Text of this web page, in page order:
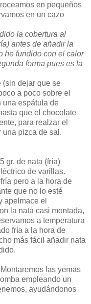
en pequeños
en un cazo
la cobertura al
antes de añadir la
he fundido con el calor
forma pues es la
(sin dejar que se
a poco sobre el
una espátula de
que el chocolate
para realzar el
una pizca de sal.
gr. de nata (fría)
de varillas.
pero a la hora de
que no lo esté
apelmace el
la nata casi montada,
a temperatura
fría a la hora de
más fácil añadir nata
Montaremos las yemas
empleando un
ayudándonos